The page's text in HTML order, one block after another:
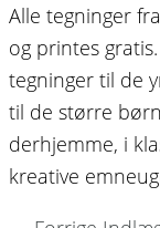
Alle tegninger
og printes
tegninger til de
til de større
derhjemme, i
kreative